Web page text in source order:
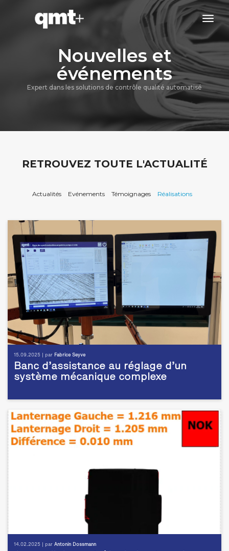
Nouvelles et
événements
Expert dans les solutions de contrôle qualité automatisé
RETROUVEZ TOUTE L'ACTUALITÉ
Actualités Evénements Témoignages Réalisations
15.09.2025 | par Fabrice Seyve
Banc d’assistance au réglage d’un
système mécanique complexe
14.02.2025 | par Antonin Dossmann